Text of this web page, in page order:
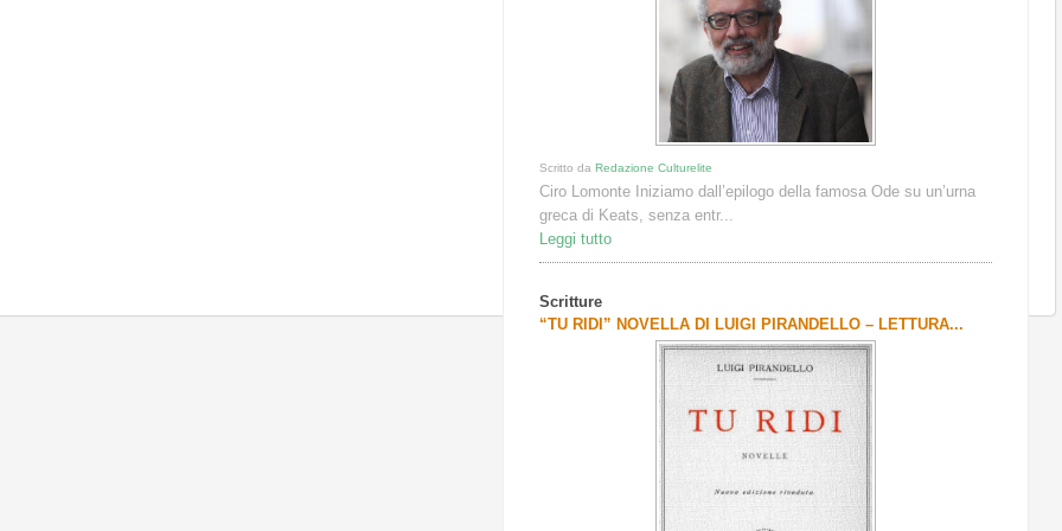
Scritto daRedazione Culturelite
Ciro Lomonte Iniziamo dall’epilogo della famosa Ode su un’urna
greca di Keats, senza entr...
Leggi tutto
Scritture
“TU RIDI” NOVELLA DI LUIGI PIRANDELLO – LETTURA...